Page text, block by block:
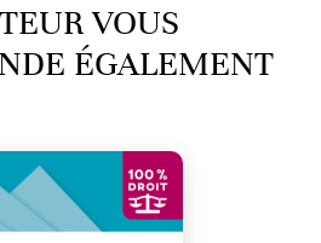
VOUS
ÉGALEMENT